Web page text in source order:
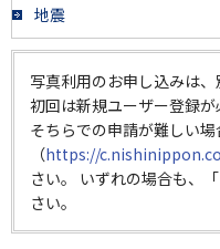
地震
写真利用のお申し込みは
初回は新規ユーザー登録が
そちらでの申請が難しい
（https://
さい。 いずれの場合も、
さい。